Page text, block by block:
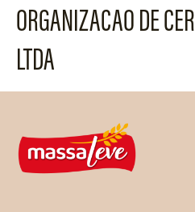
ORGANIZACAO DE
LTDA